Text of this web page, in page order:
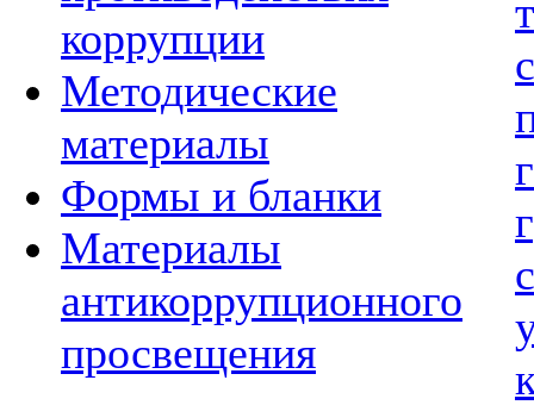
коррупции
Методические
материалы
Формы и бланки
Материалы
антикоррупционного
просвещения